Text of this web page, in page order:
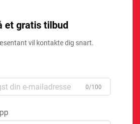
et gratis tilbud
vil kontakte dig snart.
0/100